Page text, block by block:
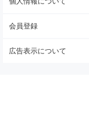
会員登録
広告表示について